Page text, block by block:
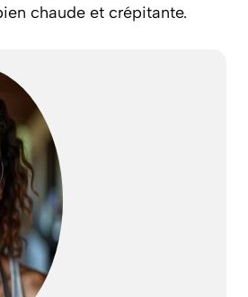
chaude et crépitante.